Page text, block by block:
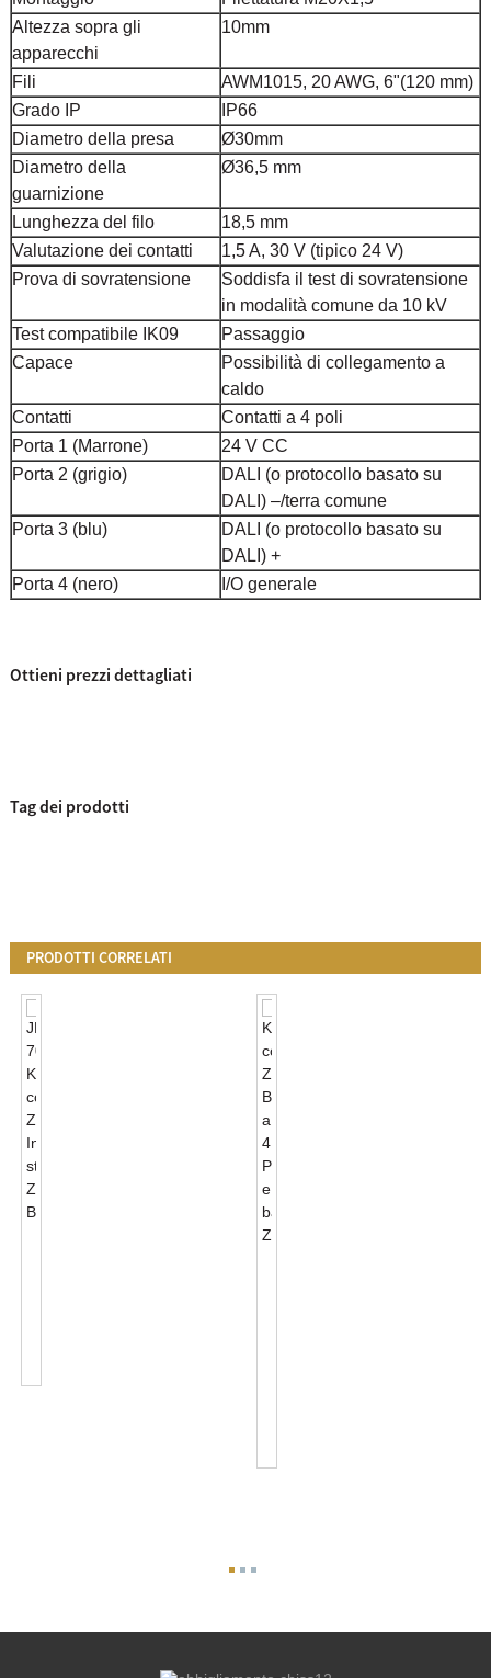
Altezza sopra gli
apparecchi
10mm
Fili
AWM1015, 20 AWG, 6"(120 mm)
Grado IP
IP66
Diametro della presa
Ø30mm
Diametro della
guarnizione
Ø36,5 mm
Lunghezza del filo
18,5 mm
Valutazione dei contatti
1,5 A, 30 V (tipico 24 V)
Prova di sovratensione
Soddisfa il test di sovratensione
in modalità comune da 10 kV
Test compatibile IK09
Passaggio
Capace
Possibilità di collegamento a
caldo
Contatti
Contatti a 4 poli
Porta 1 (Marrone)
24 V CC
Porta 2 (grigio)
DALI (o protocollo basato su
DALI) –/terra comune
Porta 3 (blu)
DALI (o protocollo basato su
DALI) +
Porta 4 (nero)
I/O generale
Ottieni prezzi dettagliati
Tag dei prodotti
PRODOTTI CORRELATI